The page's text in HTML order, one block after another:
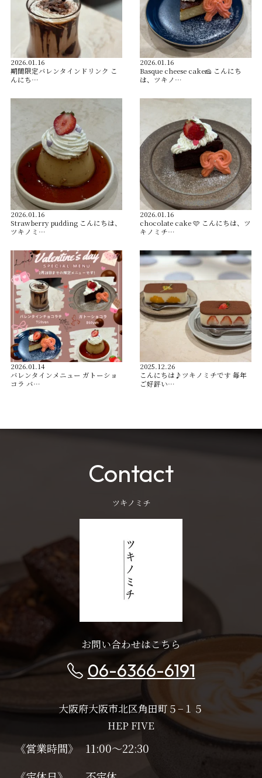
2026.01.16
️期間限定バレンタインドリンク️ こ
んにち…
2026.01.16
Basque cheese cake🧀 こんにち
は、ツキノ…
2026.01.16
Strawberry pudding こんにちは、
ツキノミ…
2026.01.16
chocolate cake 🩷 こんにちは、ツ
キノミチ…
2026.01.14
バレンタインメニュー ガトーショ
コラ バ…
2025.12.26
こんにちは♪ツキノミチです️ 毎年
ご好評い…
Contact
ツキノミチ
お問い合わせはこちら
06-6366-6191
大阪府大阪市北区角田町５−１５
HEP FIVE
《営業時間》
11:00～22:30